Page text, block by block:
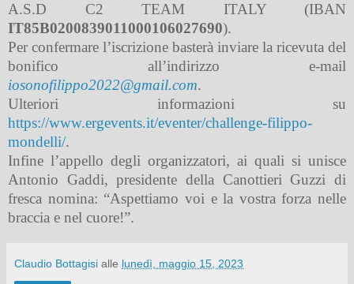
A.S.D C2 TEAM ITALY (IBAN
IT85B0200839011000106027690).
Per confermare l’iscrizione basterà inviare la ricevuta del
bonifico all’indirizzo e-mail
iosonofilippo2022@gmail.com.
Ulteriori informazioni su
https://www.ergevents.it/eventer/challenge-filippo-
mondelli/.
Infine l’appello degli organizzatori, ai quali si unisce
Antonio Gaddi, presidente della Canottieri Guzzi di
fresca nomina: “Aspettiamo voi e la vostra forza nelle
braccia e nel cuore!”.
Claudio Bottagisi alle lunedì, maggio 15, 2023